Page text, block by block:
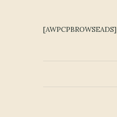
[AWPCPBROWSEADS]